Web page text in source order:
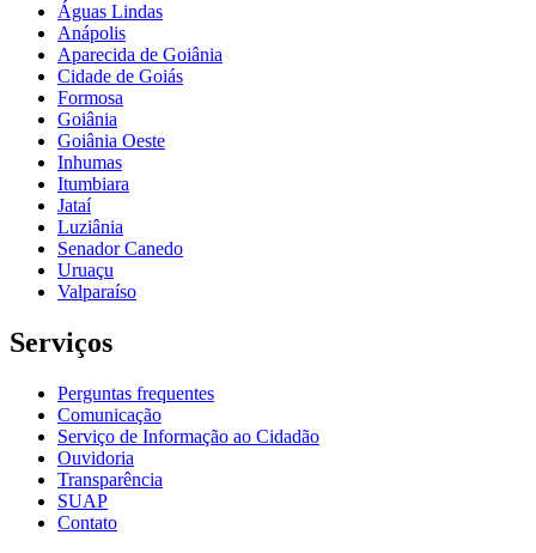
Águas Lindas
Anápolis
Aparecida de Goiânia
Cidade de Goiás
Formosa
Goiânia
Goiânia Oeste
Inhumas
Itumbiara
Jataí
Luziânia
Senador Canedo
Uruaçu
Valparaíso
Serviços
Perguntas frequentes
Comunicação
Serviço de Informação ao Cidadão
Ouvidoria
Transparência
SUAP
Contato